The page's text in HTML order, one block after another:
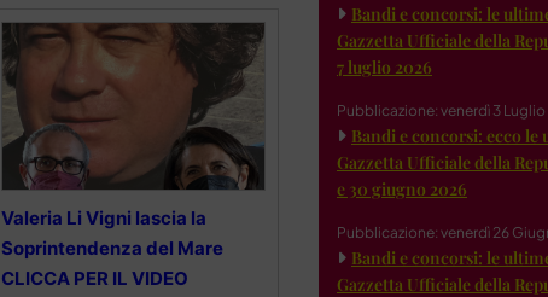
Valeria Li Vigni lascia la
Soprintendenza del Mare
CLICCA PER IL VIDEO
Bandi e concorsi: le
Gazzetta Ufficiale della
7 luglio 2026
Pubblicazione: venerdì 3
Bandi e concorsi: ecco
Gazzetta Ufficiale della
e 30 giugno 2026
Pubblicazione: venerdì 26
Bandi e concorsi: le
Gazzetta Ufficiale della